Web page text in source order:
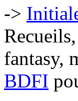
fantasy,
BDFI